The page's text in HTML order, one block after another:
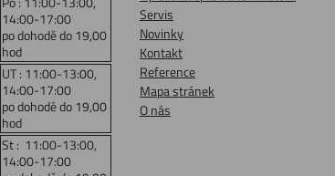
14:00-17:00
po dohodě do 19,00
hod
UT : 11:00-13:00,
14:00-17:00
po dohodě do 19,00
hod
St : 11:00-13:00,
14:00-17:00
Servis
Novinky
Kontakt
Reference
Mapa stránek
O nás